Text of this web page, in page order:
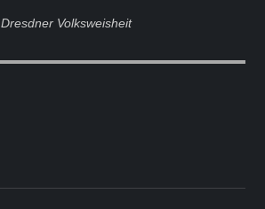
Dresdner Volksweisheit